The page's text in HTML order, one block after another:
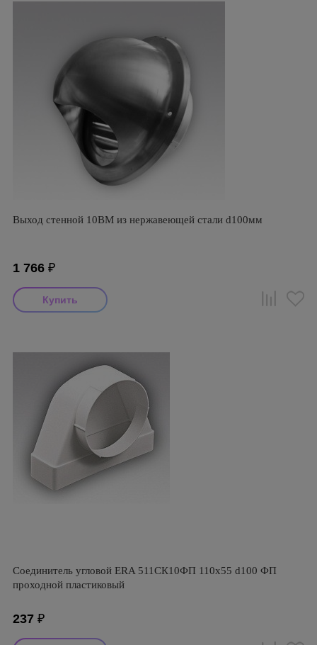
Выход стенной 10ВМ из нержавеющей стали d100мм
1 766 ₽
Соединитель угловой ERA 511СК10ФП 110х55 d100 ФП
проходной пластиковый
237 ₽